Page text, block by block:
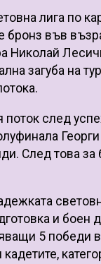
лига по
във
Николай
загуба на
след
След това
и боен
5 победи